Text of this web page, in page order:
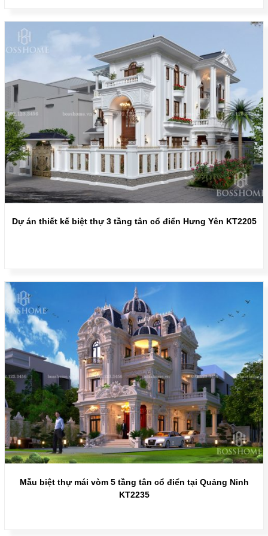
Dự án thiết kế biệt thự 3 tầng tân cổ điển Hưng Yên KT2205
Mẫu biệt thự mái vòm 5 tầng tân cổ điển tại Quảng Ninh
KT2235